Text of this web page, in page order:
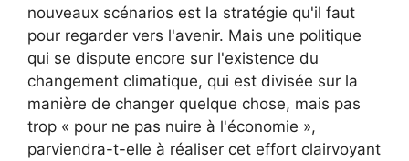
nouveaux scénarios est la stratégie qu'il faut
pour regarder vers l'avenir. Mais une politique
qui se dispute encore sur l'existence du
changement climatique, qui est divisée sur la
manière de changer quelque chose, mais pas
trop « pour ne pas nuire à l'économie »,
parviendra-t-elle à réaliser cet effort clairvoyant